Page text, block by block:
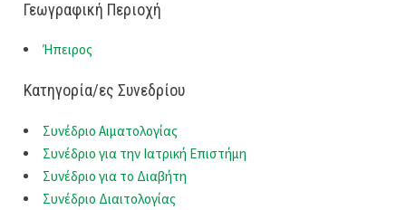
Γεωγραφική Περιοχή
Ήπειρος
Κατηγορία/ες Συνεδρίου
Συνέδριο Αιματολογίας
Συνέδριο για την Ιατρική Επιστήμη
Συνέδριο για το Διαβήτη
Συνέδριο Διαιτολογίας